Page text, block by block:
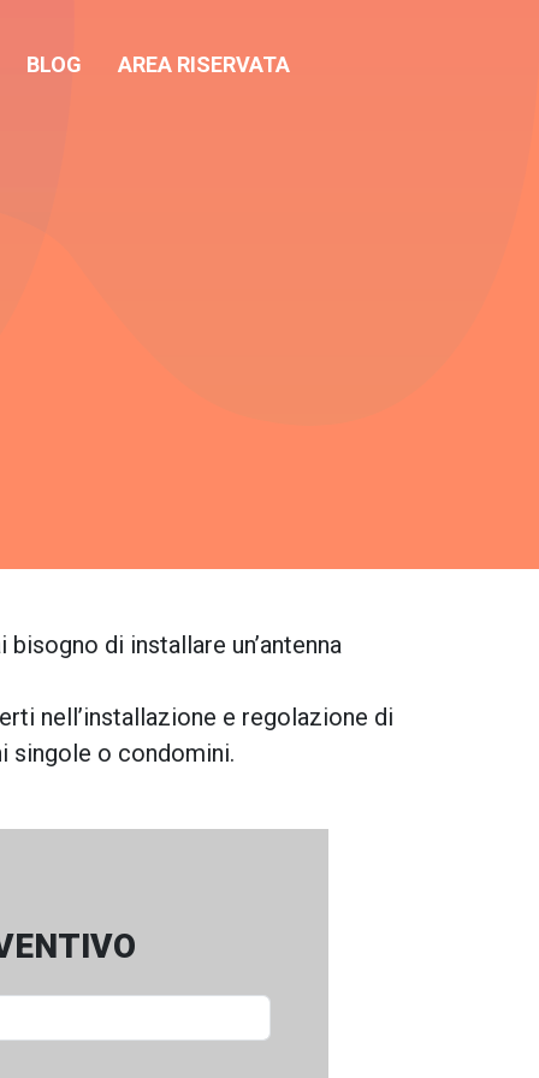
BLOG AREA RISERVATA
di installare un’antenna
nell’installazione e regolazione di
singole o condomini.